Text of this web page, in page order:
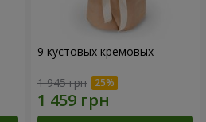
9 кустовых кремовых
1 945 грн